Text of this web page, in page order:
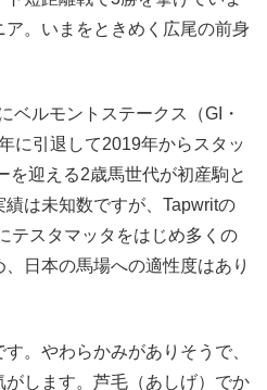
。いまをときめく広尾の前身
ベルモントステークス（GI・
に引退して2019年からスタッ
を迎える2歳馬世代が初産駒と
は未知数ですが、Tapwritの
テスタマッタをはじめ多くの
日本の馬場への適性度はあり
。やわらかみがありそうで、
します。芦毛（あしげ）でか